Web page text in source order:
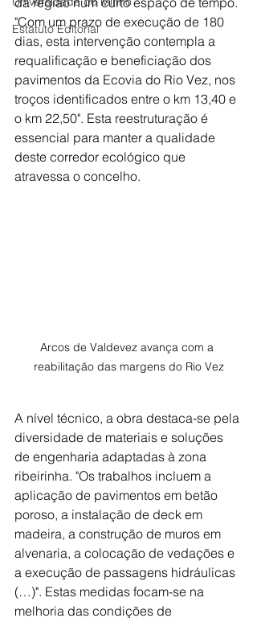
Estatuto Editorial
"Com um prazo de execução de 180
dias, esta intervenção contempla a
requalificação e beneficiação dos
pavimentos da Ecovia do Rio Vez, nos
troços identificados entre o km 13,40 e
o km 22,50". Esta reestruturação é
essencial para manter a qualidade
deste corredor ecológico que
atravessa o concelho.
Arcos de Valdevez avança com a
reabilitação das margens do Rio Vez
A nível técnico, a obra destaca-se pela
diversidade de materiais e soluções
de engenharia adaptadas à zona
ribeirinha. "Os trabalhos incluem a
aplicação de pavimentos em betão
poroso, a instalação de deck em
madeira, a construção de muros em
alvenaria, a colocação de vedações e
a execução de passagens hidráulicas
(…)". Estas medidas focam-se na
melhoria das condições de